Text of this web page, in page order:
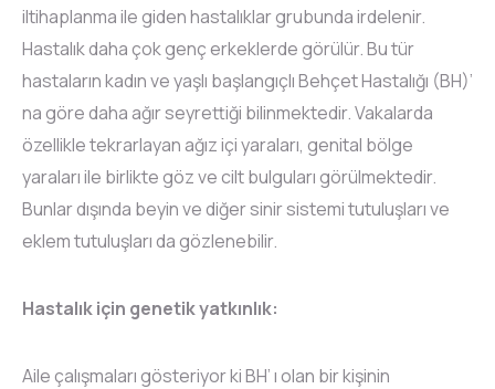
iltihaplanma ile giden hastalıklar grubunda irdelenir.
Hastalık daha çok genç erkeklerde görülür. Bu tür
hastaların kadın ve yaşlı başlangıçlı Behçet Hastalığı (BH)’
na göre daha ağır seyrettiği bilinmektedir. Vakalarda
özellikle tekrarlayan ağız içi yaraları, genital bölge
yaraları ile birlikte göz ve cilt bulguları görülmektedir.
Bunlar dışında beyin ve diğer sinir sistemi tutuluşları ve
eklem tutuluşları da gözlenebilir.
Hastalık için genetik yatkınlık:
Aile çalışmaları gösteriyor ki BH’ ı olan bir kişinin